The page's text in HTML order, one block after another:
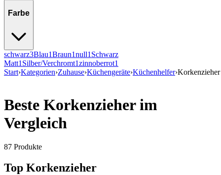
Farbe
schwarz3Blau1Braun1null1 Schwarz
Matt1 Silber/Verchromt1zinnoberrot1
Start›Kategorien›Zuhause›Küchengeräte›Küchenhelfer›Korkenzieher
Beste Korkenzieher im
Vergleich
87 Produkte
Top Korkenzieher